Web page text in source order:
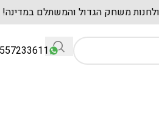
מגוון שולחנות משחק הגדול